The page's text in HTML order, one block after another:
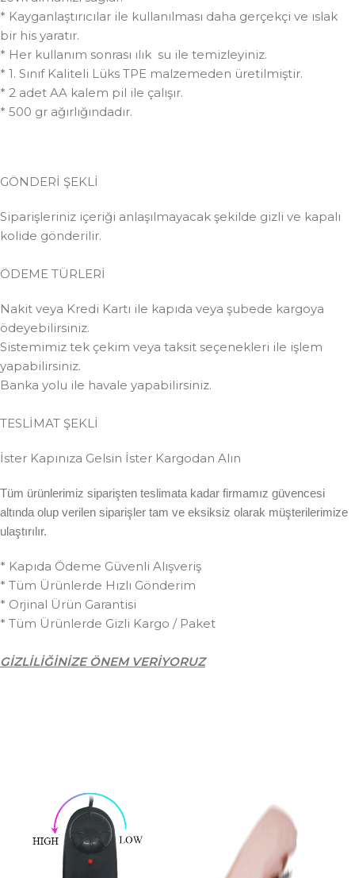
* Kayganlaştırıcılar ile kullanılması daha gerçekçi ve ıslak
bir his yaratır.
* Her kullanım sonrası ılık su ile temizleyiniz.
* 1. Sınıf Kaliteli Lüks TPE malzemeden üretilmiştir.
* 2 adet AA kalem pil ile çalışır.
* 500 gr ağırlığındadır.
GÖNDERİ ŞEKLİ
Siparişleriniz içeriği anlaşılmayacak şekilde gizli ve kapalı
kolide gönderilir.
ÖDEME TÜRLERİ
Nakit veya Kredi Kartı ile kapıda veya şubede kargoya
ödeyebilirsiniz.
Sistemimiz tek çekim veya taksit seçenekleri ile işlem
yapabilirsiniz.
Banka yolu ile havale yapabilirsiniz.
TESLİMAT ŞEKLİ
İster Kapınıza Gelsin İster Kargodan Alın
Tüm ürünlerimiz siparişten teslimata kadar firmamız güvencesi
altında olup verilen siparişler tam ve eksiksiz olarak müşterilerimize
ulaştırılır.
* Kapıda Ödeme Güvenli Alışveriş
* Tüm Ürünlerde Hızlı Gönderim
* Orjinal Ürün Garantisi
* Tüm Ürünlerde Gizli Kargo / Paket
GİZLİLİĞİNİZE ÖNEM VERİYORUZ